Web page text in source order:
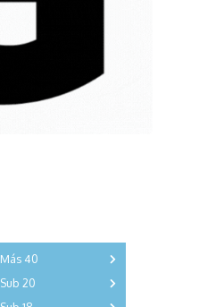
Más 40
Sub 20